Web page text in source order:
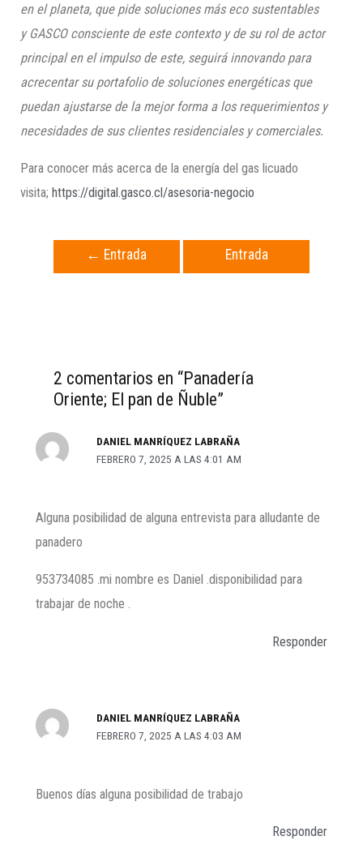
en el planeta, que pide soluciones más eco sustentables
y GASCOconsciente de este contexto y de su rol de actor
principal en el impulso de este, seguirá innovando para
acrecentar su portafolio de soluciones energéticas que
puedan ajustarse de la mejor forma a los requerimientos y
necesidades de sus clientes residenciales y comerciales.
Para conocer más acerca de la energía del gas licuado
visita;https://digital.gasco.cl/asesoria-negocio
← Entrada
Entrada
2 comentarios en “Panadería
Oriente; El pan de Ñuble”
DANIEL MANRÍQUEZ LABRAÑA
FEBRERO 7, 2025 A LAS 4:01 AM
Alguna posibilidad de alguna entrevista para alludante de
panadero
953734085 .mi nombre es Daniel .disponibilidad para
trabajar de noche .
Responder
DANIEL MANRÍQUEZ LABRAÑA
FEBRERO 7, 2025 A LAS 4:03 AM
Buenos días alguna posibilidad de trabajo
Responder